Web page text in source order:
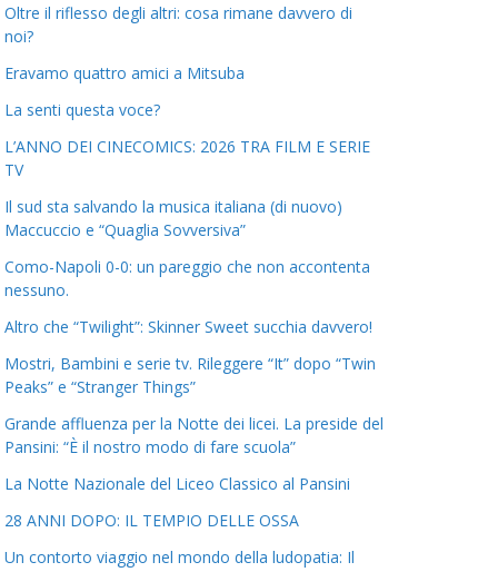
Oltre il riflesso degli altri: cosa rimane davvero di
noi?
Eravamo quattro amici a Mitsuba
La senti questa voce?
L’ANNO DEI CINECOMICS: 2026 TRA FILM E SERIE
TV
Il sud sta salvando la musica italiana (di nuovo)
Maccuccio e “Quaglia Sovversiva”
Como-Napoli 0-0: un pareggio che non accontenta
nessuno.
Altro che “Twilight”: Skinner Sweet succhia davvero!
Mostri, Bambini e serie tv. Rileggere “It” dopo “Twin
Peaks” e “Stranger Things”
Grande affluenza per la Notte dei licei. La preside del
Pansini: “È il nostro modo di fare scuola”
La Notte Nazionale del Liceo Classico al Pansini
28 ANNI DOPO: IL TEMPIO DELLE OSSA
Un contorto viaggio nel mondo della ludopatia: Il